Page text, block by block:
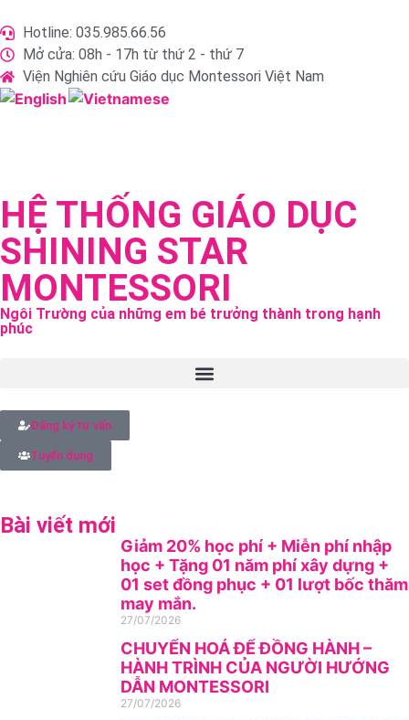
Hotline: 035.985.66.56
Mở cửa: 08h - 17h từ thứ 2 - thứ 7
Viện Nghiên cứu Giáo dục Montessori Việt Nam
HỆ THỐNG GIÁO DỤC
SHINING STAR
MONTESSORI
Ngôi Trường của những em bé trưởng thành trong hạnh
phúc
Đăng ký tư vấn
Tuyển dụng
Bài viết mới
Giảm 20% học phí + Miễn phí nhập
học + Tặng 01 năm phí xây dựng +
01 set đồng phục + 01 lượt bốc thăm
may mắn.
27/07/2026
CHUYỂN HOÁ ĐỂ ĐỒNG HÀNH –
HÀNH TRÌNH CỦA NGƯỜI HƯỚNG
DẪN MONTESSORI
27/07/2026